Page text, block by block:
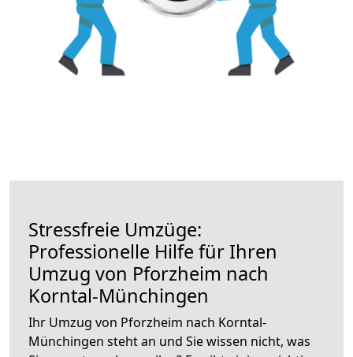
Stressfreie Umzüge:
Professionelle Hilfe für Ihren
Umzug von Pforzheim nach
Korntal-Münchingen
Ihr Umzug von Pforzheim nach Korntal-
Münchingen steht an und Sie wissen nicht, was